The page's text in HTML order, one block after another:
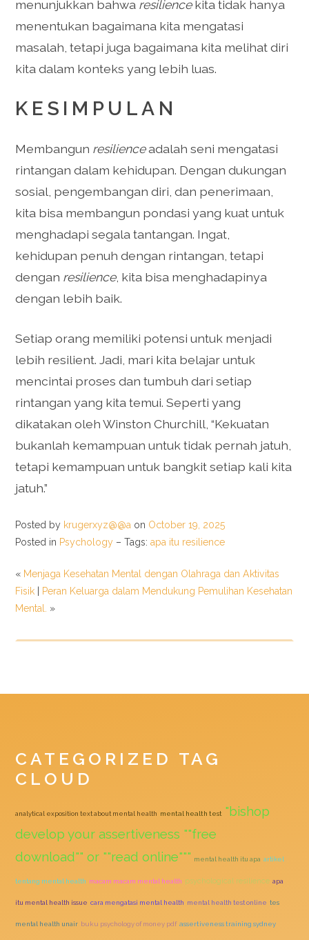
menunjukkan bahwa resiliencekita tidak hanya
menentukan bagaimana kita mengatasi
masalah, tetapi juga bagaimana kita melihat diri
kita dalam konteks yang lebih luas.
KESIMPULAN
Membangun resilienceadalah seni mengatasi
rintangan dalam kehidupan. Dengan dukungan
sosial, pengembangan diri, dan penerimaan,
kita bisa membangun pondasi yang kuat untuk
menghadapi segala tantangan. Ingat,
kehidupan penuh dengan rintangan, tetapi
dengan resilience, kita bisa menghadapinya
dengan lebih baik.
Setiap orang memiliki potensi untuk menjadi
lebih resilient. Jadi, mari kita belajar untuk
mencintai proses dan tumbuh dari setiap
rintangan yang kita temui. Seperti yang
dikatakan oleh Winston Churchill, “Kekuatan
bukanlah kemampuan untuk tidak pernah jatuh,
tetapi kemampuan untuk bangkit setiap kali kita
jatuh.”
Posted by krugerxyz@@a on October 19, 2025
Posted in Psychology – Tags:apa itu resilience
« Menjaga Kesehatan Mental dengan Olahraga dan Aktivitas
Fisik
Peran Keluarga dalam Mendukung Pemulihan Kesehatan
Mental. »
CATEGORIZED TAG
CLOUD
analytical exposition text about mental health mental health test "bishop
develop your assertiveness ""free
download"" or ""read online""" mental health itu apa artikel
tentang mental health macam macam mental health psychological resilience apa
itu mental health issue cara mengatasi mental health mental health test online tes
mental health unair buku psychology of money pdf assertiveness training sydney